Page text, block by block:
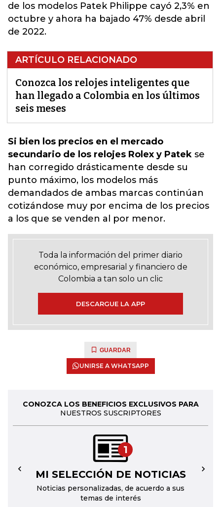
de los modelos Patek Philippe cayó 2,3% en
octubre y ahora ha bajado 47% desde abril
de 2022.
ARTÍCULO RELACIONADO
Conozca los relojes inteligentes que
han llegado a Colombia en los últimos
seis meses
Si bien los precios en el mercado
secundario de los relojes Rolex y Patek se
han corregido drásticamente desde su
punto máximo, los modelos más
demandados de ambas marcas continúan
cotizándose muy por encima de los precios
a los que se venden al por menor.
Toda la información del primer diario
económico, empresarial y financiero de
Colombia a tan solo un clic
DESCARGUE LA APP
GUARDAR
UNIRSE A WHATSAPP
CONOZCA LOS BENEFICIOS EXCLUSIVOS PARA
NUESTROS SUSCRIPTORES
1
MI SELECCIÓN DE NOTICIAS
Noticias personalizadas, de acuerdo a sus
temas de interés
← →